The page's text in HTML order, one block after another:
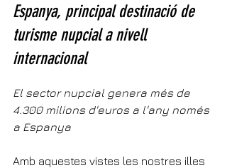
Espanya, principal destinació de
turisme nupcial a nivell
internacional
El sector nupcial genera més de
4.300 milions d'euros a l'any només
a Espanya
Amb aquestes vistes les nostres illes